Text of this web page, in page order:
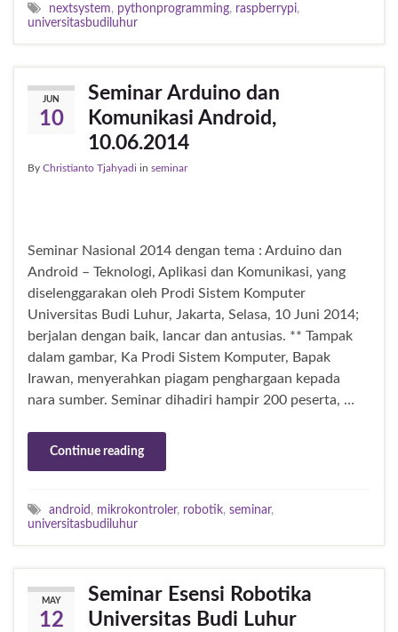
nextsystem, pythonprogramming, raspberrypi,
universitasbudiluhur
JUN
10
Seminar Arduino dan
Komunikasi Android,
10.06.2014
By Christianto Tjahyadi in seminar
Seminar Nasional 2014 dengan tema : Arduino dan
Android – Teknologi, Aplikasi dan Komunikasi, yang
diselenggarakan oleh Prodi Sistem Komputer
Universitas Budi Luhur, Jakarta, Selasa, 10 Juni 2014;
berjalan dengan baik, lancar dan antusias. ** Tampak
dalam gambar, Ka Prodi Sistem Komputer, Bapak
Irawan, menyerahkan piagam penghargaan kepada
nara sumber. Seminar dihadiri hampir 200 peserta, …
Continue reading
android , mikrokontroler, robotik, seminar,
universitasbudiluhur
MAY
12
Seminar Esensi Robotika
Universitas Budi Luhur